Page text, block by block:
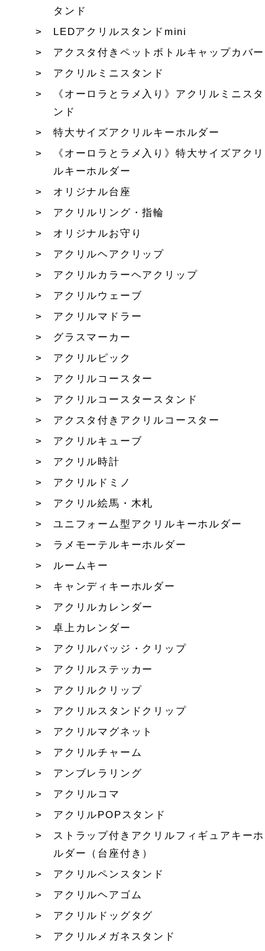
タンド
LEDアクリルスタンドmini
アクスタ付きペットボトルキャップカバー
アクリルミニスタンド
《オーロラとラメ入り》アクリルミニスタ
ンド
特大サイズアクリルキーホルダー
《オーロラとラメ入り》特大サイズアクリ
ルキーホルダー
オリジナル台座
アクリルリング・指輪
オリジナルお守り
アクリルヘアクリップ
アクリルカラーヘアクリップ
アクリルウェーブ
アクリルマドラー
グラスマーカー
アクリルピック
アクリルコースター
アクリルコースタースタンド
アクスタ付きアクリルコースター
アクリルキューブ
アクリル時計
アクリルドミノ
アクリル絵馬・木札
ユニフォーム型アクリルキーホルダー
ラメモーテルキーホルダー
ルームキー
キャンディキーホルダー
アクリルカレンダー
卓上カレンダー
アクリルバッジ・クリップ
アクリルステッカー
アクリルクリップ
アクリルスタンドクリップ
アクリルマグネット
アクリルチャーム
アンブレラリング
アクリルコマ
アクリルPOPスタンド
ストラップ付きアクリルフィギュアキーホ
ルダー（台座付き）
アクリルペンスタンド
アクリルヘアゴム
アクリルドッグタグ
アクリルメガネスタンド